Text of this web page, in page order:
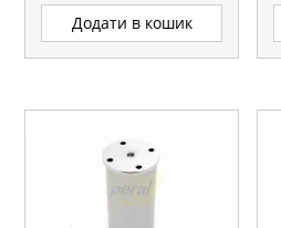
Додати в кошик